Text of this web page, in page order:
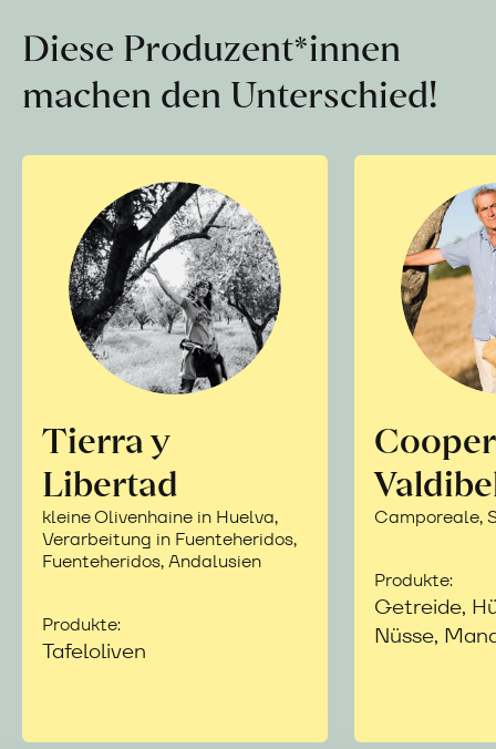
Diese Produzent*innen
machen den Unterschied!
Tierra y
Libertad
kleine Olivenhaine in Huelva,
Verarbeitung in Fuenteheridos,
Fuenteheridos, Andalusien
Produkte:
Tafeloliven
Camporeale,
Produkte:
Getreide,
Nüsse,